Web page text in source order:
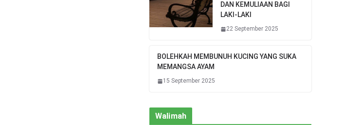
DAN KEMULIAAN BAGI
LAKI-LAKI
22 September 2025
BOLEHKAH MEMBUNUH KUCING YANG SUKA
MEMANGSA AYAM
15 September 2025
Walimah